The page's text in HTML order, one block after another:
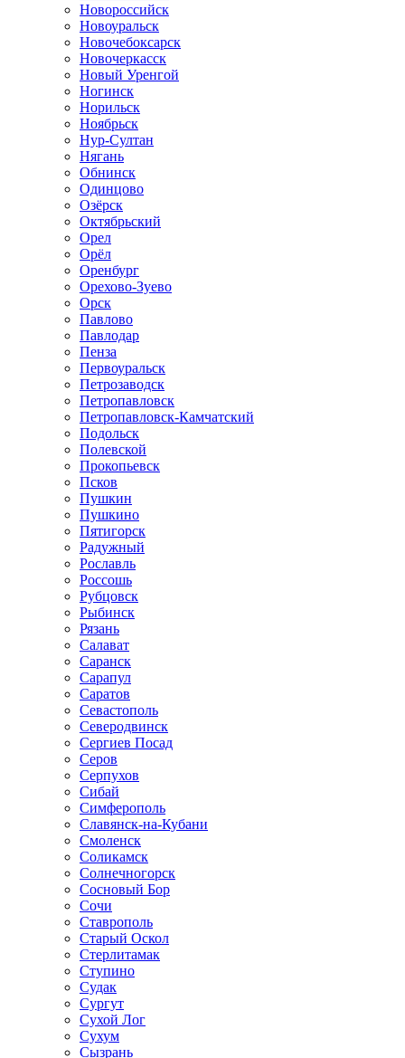
Новороссийск
Новоуральск
Новочебоксарск
Новочеркасск
Новый Уренгой
Ногинск
Норильск
Ноябрьск
Нур-Султан
Нягань
Обнинск
Одинцово
Озёрск
Октябрьский
Орел
Орёл
Оренбург
Орехово-Зуево
Орск
Павлово
Павлодар
Пенза
Первоуральск
Петрозаводск
Петропавловск
Петропавловск-Камчатский
Подольск
Полевской
Прокопьевск
Псков
Пушкин
Пушкино
Пятигорск
Радужный
Рославль
Россошь
Рубцовск
Рыбинск
Рязань
Салават
Саранск
Сарапул
Саратов
Севастополь
Северодвинск
Сергиев Посад
Серов
Серпухов
Сибай
Симферополь
Славянск-на-Кубани
Смоленск
Соликамск
Солнечногорск
Сосновый Бор
Сочи
Ставрополь
Старый Оскол
Стерлитамак
Ступино
Судак
Сургут
Сухой Лог
Сухум
Сызрань